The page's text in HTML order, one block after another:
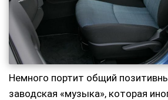
Немного портит общий
заводская «музыка», которая